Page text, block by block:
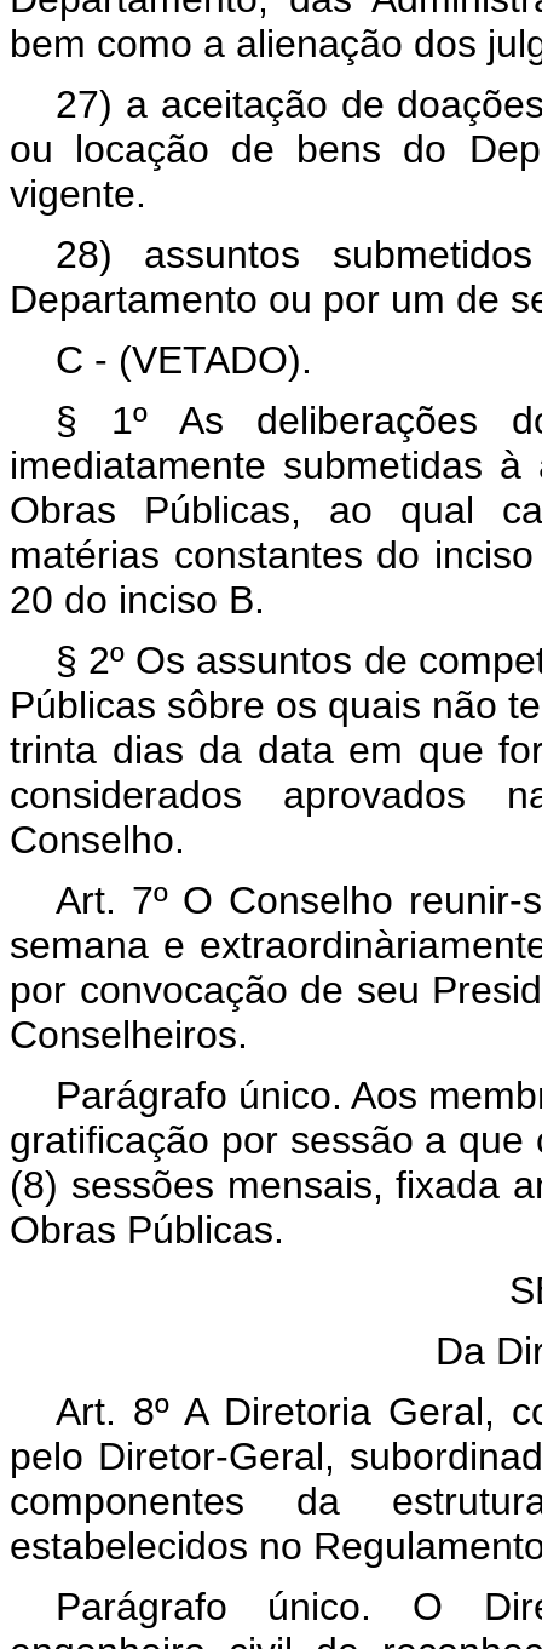
bem como a alienação dos
27) a aceitação de
ou locação de bens do
vigente.
28) assuntos
Departamento ou por um de
C - (VETADO).
§ 1º As deliberações
imediatamente submetidas
Obras Públicas, ao qual
matérias constantes do
20 do inciso B.
§ 2º Os assuntos de
Públicas sôbre os quais não
trinta dias da data em que
considerados aprovados
Conselho.
Art. 7º O Conselho reunir-
semana e
por convocação de seu
Conselheiros.
Parágrafo único. Aos
gratificação por sessão a
(8) sessões mensais, fixada
Obras Públicas.
Da
Art. 8º A Diretoria Geral,
pelo Diretor-Geral,
componentes da
estabelecidos no
Parágrafo único. O